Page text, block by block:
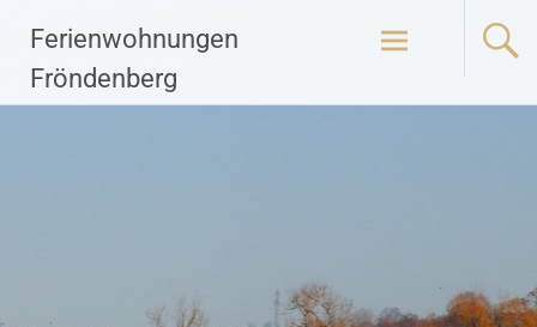
Inhalt
springen
Ferienwohnungen
Fröndenberg